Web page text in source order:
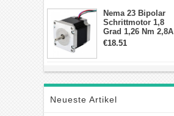
Nema 23 Bipolar
Schrittmotor 1,8
Grad 1,26 Nm 2,8A
2,5V 4 Drähte
€18.51
Neueste Artikel